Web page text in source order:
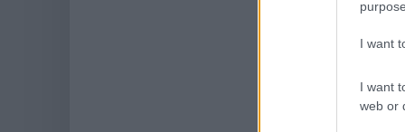
I want
I want
web or